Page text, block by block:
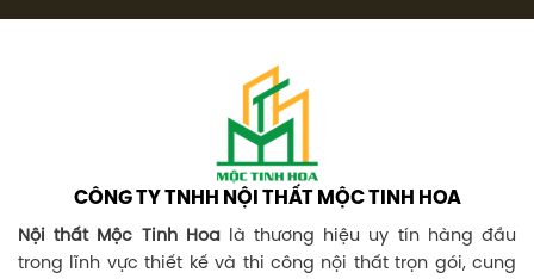
CÔNG TY TNHH NỘI THẤT MỘC TINH HOA
Nội thất Mộc Tinh Hoalà thương hiệu uy tín hàng đầu
trong lĩnh vực thiết kế và thi công nội thất trọn gói, cung